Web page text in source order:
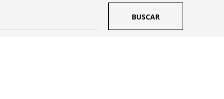
BUSCAR